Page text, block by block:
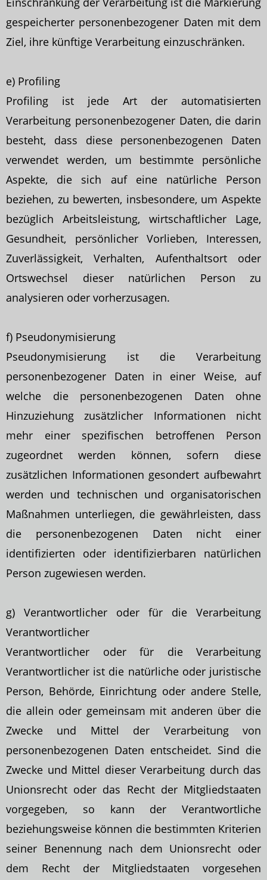
gespeicherter personenbezogener Daten mit dem
Ziel, ihre künftige Verarbeitung einzuschränken.
e) Profiling
Profiling ist jede Art der automatisierten
Verarbeitung personenbezogener Daten, die darin
besteht, dass diese personenbezogenen Daten
verwendet werden, um bestimmte persönliche
Aspekte, die sich auf eine natürliche Person
beziehen, zu bewerten, insbesondere, um Aspekte
bezüglich Arbeitsleistung, wirtschaftlicher Lage,
Gesundheit, persönlicher Vorlieben, Interessen,
Zuverlässigkeit, Verhalten, Aufenthaltsort oder
Ortswechsel dieser natürlichen Person zu
analysieren oder vorherzusagen.
f) Pseudonymisierung
Pseudonymisierung ist die Verarbeitung
personenbezogener Daten in einer Weise, auf
welche die personenbezogenen Daten ohne
Hinzuziehung zusätzlicher Informationen nicht
mehr einer spezifischen betroffenen Person
zugeordnet werden können, sofern diese
zusätzlichen Informationen gesondert aufbewahrt
werden und technischen und organisatorischen
Maßnahmen unterliegen, die gewährleisten, dass
die personenbezogenen Daten nicht einer
identifizierten oder identifizierbaren natürlichen
Person zugewiesen werden.
g) Verantwortlicher oder für die Verarbeitung
Verantwortlicher
Verantwortlicher oder für die Verarbeitung
Verantwortlicher ist die natürliche oder juristische
Person, Behörde, Einrichtung oder andere Stelle,
die allein oder gemeinsam mit anderen über die
Zwecke und Mittel der Verarbeitung von
personenbezogenen Daten entscheidet. Sind die
Zwecke und Mittel dieser Verarbeitung durch das
Unionsrecht oder das Recht der Mitgliedstaaten
vorgegeben, so kann der Verantwortliche
beziehungsweise können die bestimmten Kriterien
seiner Benennung nach dem Unionsrecht oder
dem Recht der Mitgliedstaaten vorgesehen